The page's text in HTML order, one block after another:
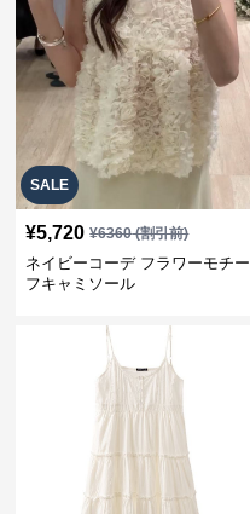
SALE
¥5,720 ¥6360(割引前)
ネイビーコーデ フラワーモチー
フキャミソール